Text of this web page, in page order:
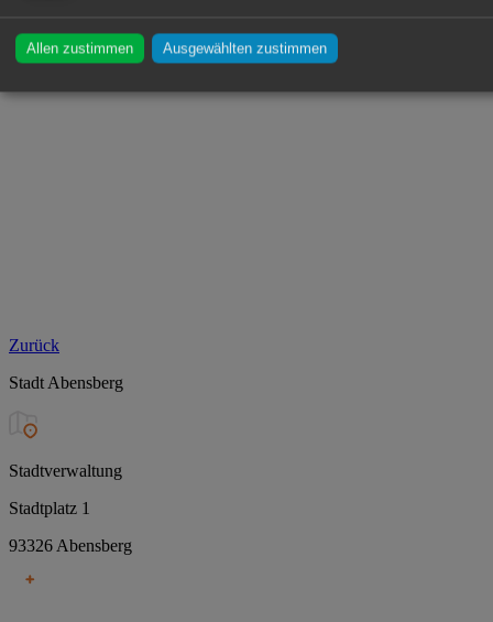
Zurück
Stadt Abensberg
Stadtverwaltung
Stadtplatz 1
93326 Abensberg
Allen zustimmen Ausgewählten zustimmen